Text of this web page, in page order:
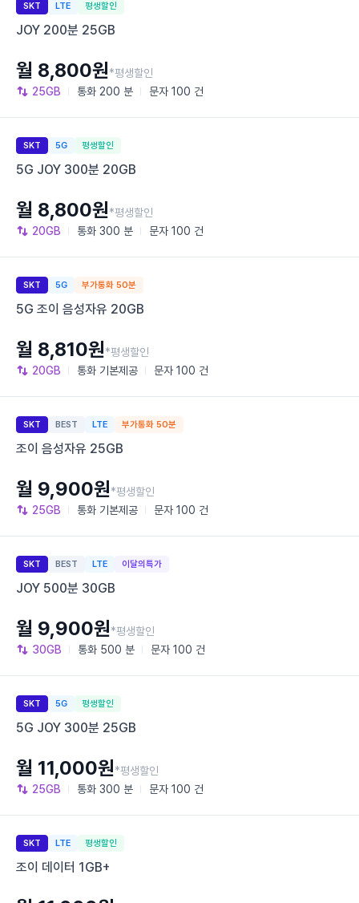
SKT LTE 평생할인
JOY 200분 25GB
25GB 통화 200 분 문자 100 건
월 8,800원*평생할인
SKT 5G 평생할인
5G JOY 300분 20GB
20GB 통화 300 분 문자 100 건
월 8,800원*평생할인
SKT 5G 부가통화 50분
5G 조이 음성자유 20GB
20GB 통화 기본제공 문자 100 건
월 8,810원*평생할인
SKT BEST LTE 부가통화 50분
조이 음성자유 25GB
25GB 통화 기본제공 문자 100 건
월 9,900원*평생할인
SKT BEST LTE 이달의특가
JOY 500분 30GB
30GB 통화 500 분 문자 100 건
월 9,900원*평생할인
SKT 5G 평생할인
5G JOY 300분 25GB
25GB 통화 300 분 문자 100 건
월 11,000원*평생할인
SKT LTE 평생할인
조이 데이터 1GB+